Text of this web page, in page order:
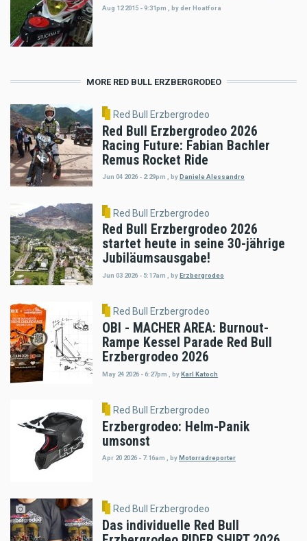
Aug 12 2015 - 9:31pm byder Hoatfora
MORE RED BULL ERZBERGRODEO
Red Bull Erzbergrodeo
Red Bull Erzbergrodeo 2026
Racing Future: Fabian Bachler
Remus Rocket Ride
Jun 04 2026 - 2:29pm byDaniele Alessandro
Red Bull Erzbergrodeo
Red Bull Erzbergrodeo 2026
startet heute in seine 30-jährige
Jubiläumsausgabe!
Jun 03 2026 - 5:17am byErzbergrodeo
Red Bull Erzbergrodeo
OBI - MACHER AREA: Burnout-
Rampe Kessel Parade Red Bull
Erzbergrodeo 2026
May 24 2026 - 6:27pm byKarl Katoch
Red Bull Erzbergrodeo
Erzbergrodeo: Helm-Panik
umsonst
Apr 20 2026 - 7:16am , byMotorradreporter
Red Bull Erzbergrodeo
Das individuelle Red Bull